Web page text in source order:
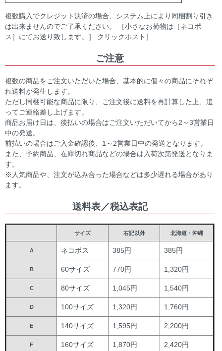
複数購入でクレジット決済の場合、システム上により同梱割り引き
は出来ませんのでご了承ください。 ［小さなお荷物は［ネコポ
ス］にてお送り致します。］ クリックポスト］
ご注意
複数の商品をご注文いただいた場合、基本的に個々の商品にそれぞ
れ送料が発生します。
ただし同梱可能な商品に限り、ご注文後に送料を再計算した上、追
ってご連絡差し上げます。
商品お届け日は、後払いの場合はご注文いただいてから2～3営業日
中の発送。
前払いの場合はご入金確認後、1～2営業日中の発送となります。
また、予約商品、在庫切れ商品などの場合は入荷次第発送となりま
す。
※人気商品や、注文が込み合った場合などは多少遅れる場合があり
ます。
送料表／税込表記
サイズ 右記以外 北海道・沖縄
A ネコポス 385円 385円
B 60サイズ 770円 1,320円
C 80サイズ 1,045円 1,540円
D 100サイズ 1,320円 1,760円
E 140サイズ 1,595円 2,200円
F 160サイズ 1,870円 2,420円